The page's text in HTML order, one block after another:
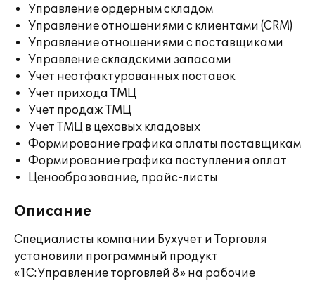
Управление ордерным складом
Управление отношениями с клиентами (CRM)
Управление отношениями с поставщиками
Управление складскими запасами
Учет неотфактурованных поставок
Учет прихода ТМЦ
Учет продаж ТМЦ
Учет ТМЦ в цеховых кладовых
Формирование графика оплаты поставщикам
Формирование графика поступления оплат
Ценообразование, прайс-листы
Описание
Специалисты компании Бухучет и Торговля
установили программный продукт
«1С:Управление торговлей 8» на рабочие